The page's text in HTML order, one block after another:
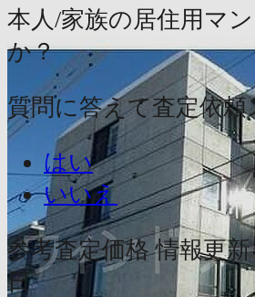
本人/家族の居住用マ
か？
質問に答えて査定依
はい
いいえ
参考査定価格 情報更新
日